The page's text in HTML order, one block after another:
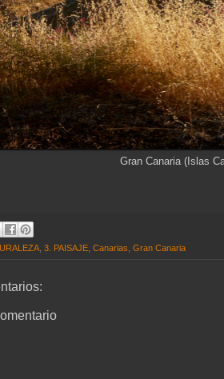
Gran Canaria (Islas
3. PAISAJE Canarias Gran Canaria